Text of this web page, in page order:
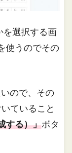
を選択する画
使うのでその
ので、その
ていること
する）」ボタ